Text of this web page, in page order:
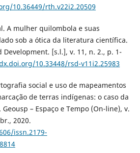
10.36449/rth.v22i2.20509
A mulher quilombola e suas
sob a ótica da literatura científica.
Development. [s.l.], v. 11, n. 2., p. 1-
10.33448/rsd-v11i2.25983
social e uso de mapeamentos
de terras indígenas: o caso da
– Espaço e Tempo (On-line), v.
2020.
issn.2179-